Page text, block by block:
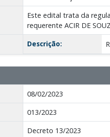
Este edital trata da
requerente ACIR DE
Descrição:
08/02/2023
013/2023
Decreto 13/2023